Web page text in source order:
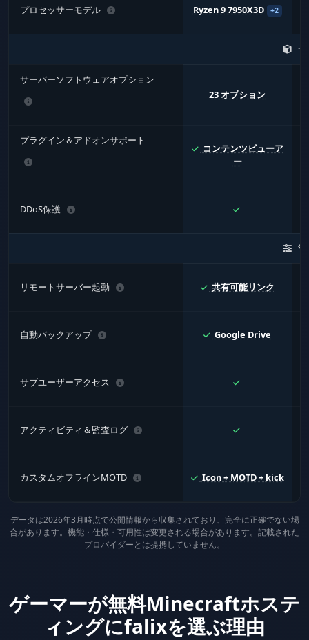
プロセッサーモデル Ryzen 9 7950X3D +2
サーバーソフトウェアオプション
23 オプション
プラグイン＆アドオンサポート
コンテンツビューア
ー
DDoS保護
リモートサーバー起動 共有可能リンク
自動バックアップ Google Drive
サブユーザーアクセス
アクティビティ＆監査ログ
カスタムオフラインMOTD Icon + MOTD + kick
データは2026年3月時点で公開情報から収集されており、完全に正確でない場
合があります。機能・仕様・可用性は変更される場合があります。記載された
プロバイダーとは提携していません。
ゲーマーが無料Minecraftホステ
ィングにfalixを選ぶ理由